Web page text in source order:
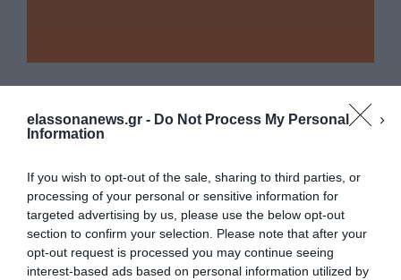
elassonanews.gr - Do Not Process My Personal
Information
If you wish to opt-out of the sale, sharing to third parties, or
processing of your personal or sensitive information for
targeted advertising by us, please use the below opt-out
section to confirm your selection. Please note that after your
opt-out request is processed you may continue seeing
interest-based ads based on personal information utilized by